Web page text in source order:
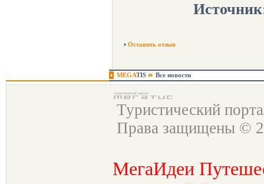
Оставить отзыв
MEGATIS Все новости
Туристический
Права защищены ©
МегаИдеи